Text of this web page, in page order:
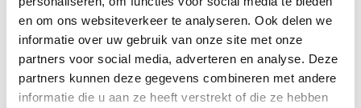
en om ons websiteverkeer te analyseren. Ook delen we
informatie over uw gebruik van onze site met onze
partners voor social media, adverteren en analyse. Deze
partners kunnen deze gegevens combineren met andere
informatie die u aan ze heeft verstrekt of die ze hebben
Heb je geen passende zorgopleiding gevolgd of afgerond?
Ook dan zijn er volop mogelijkheden om in de
gehandicaptenzorg te werken. Bij Alliade ben je meer dan
welkom. Wij hebben verschillende vacatures waarvoor je in